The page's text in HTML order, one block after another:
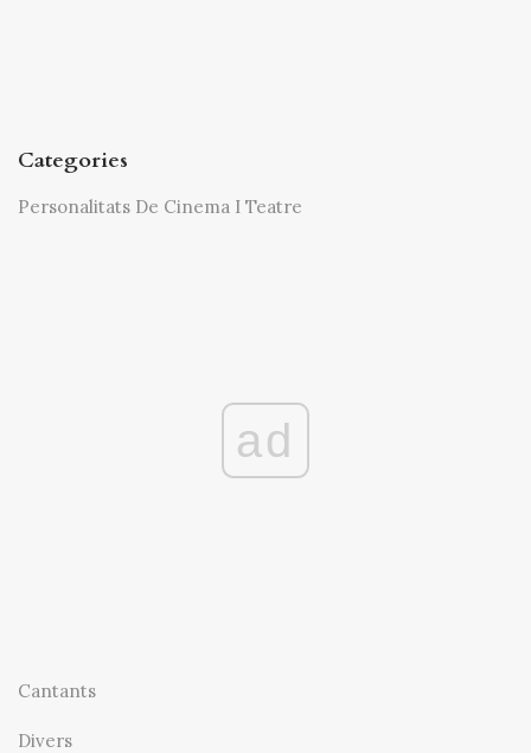
Categories
Personalitats De Cinema I Teatre
ad
Cantants
Divers